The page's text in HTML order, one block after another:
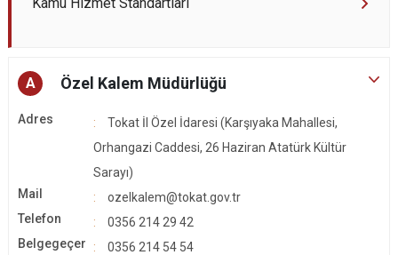
A Özel Kalem Müdürlüğü
Adres
Tokat İl Özel İdaresi (Karşıyaka Mahallesi,
Orhangazi Caddesi, 26 Haziran Atatürk Kültür
Sarayı)
Mail
ozelkalem@tokat.gov.tr
Telefon
0356 214 29 42
Belgegeçer
0356 214 54 54